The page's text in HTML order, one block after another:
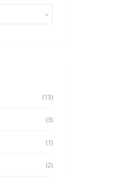
(13)
(3)
(1)
(2)